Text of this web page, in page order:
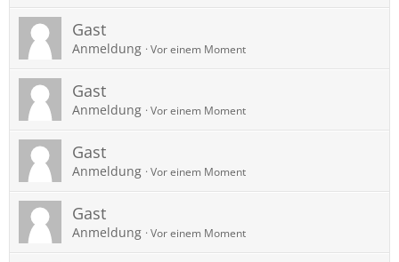
Gast
Anmeldung Vor einem Moment
Gast
Anmeldung Vor einem Moment
Gast
Anmeldung Vor einem Moment
Gast
Anmeldung Vor einem Moment